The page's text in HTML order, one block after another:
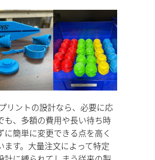
リントの設計なら、必要に応
も、多額の費用や長い待ち時
に簡単に変更できる点を高く
ます。大量注文によって特定